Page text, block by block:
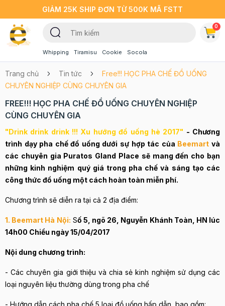
GIẢM 25K SHIP ĐƠN TỪ 500K MÃ FSTT
Whipping Tiramisu Cookie Socola
0
Trang chủ Tin tức
Free!!! HỌC PHA CHẾ ĐỒ UỐNG
CHUYÊN NGHIỆP CÙNG CHUYÊN GIA
FREE!!! HỌC PHA CHẾ ĐỒ UỐNG CHUYÊN NGHIỆP
CÙNG CHUYÊN GIA
"Drink drink drink !!! Xu hướng đồ uống hè 2017" - Chương
trình dạy pha chế đồ uống dưới sự hợp tác của Beemart và
các chuyên gia Puratos Gland Place sẽ mang đến cho bạn
những kinh nghiệm quý giá trong pha chế và sáng tạo các
công thức đồ uống một cách hoàn toàn miễn phí.
Chương trình sẽ diễn ra tại cả 2 địa điểm:
1. Beemart Hà Nội: Số 5, ngõ 26, Nguyễn Khánh Toàn, HN lúc
14h00 Chiều ngày 15/04/2017
Nội dung chương trình:
- Các chuyên gia giới thiệu và chia sẻ kinh nghiệm sử dụng các
loại nguyên liệu thường dùng trong pha chế
- Hướng dẫn cách pha chế 5 loại đồ uống hấp dẫn, bao gồm: